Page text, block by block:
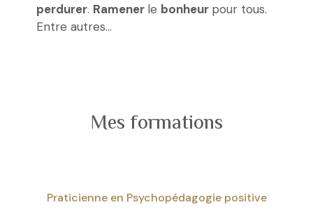
perdurer. Ramener le bonheur pour tous.
Entre autres…
Mes formations
Praticienne en Psychopédagogie positive